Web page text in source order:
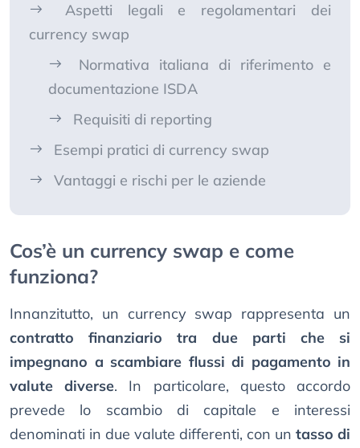
Aspetti legali e regolamentari dei
currency swap
Normativa italiana di riferimento e
documentazione ISDA
Requisiti di reporting
Esempi pratici di currency swap
Vantaggi e rischi per le aziende
Cos’è un currency swap e come
funziona?
Innanzitutto, un currency swap rappresenta un
contratto finanziario tra due parti che si
impegnano a scambiare flussi di pagamento in
valute diverse. In particolare, questo accordo
prevede lo scambio di capitale e interessi
denominati in due valute differenti, con un tasso di